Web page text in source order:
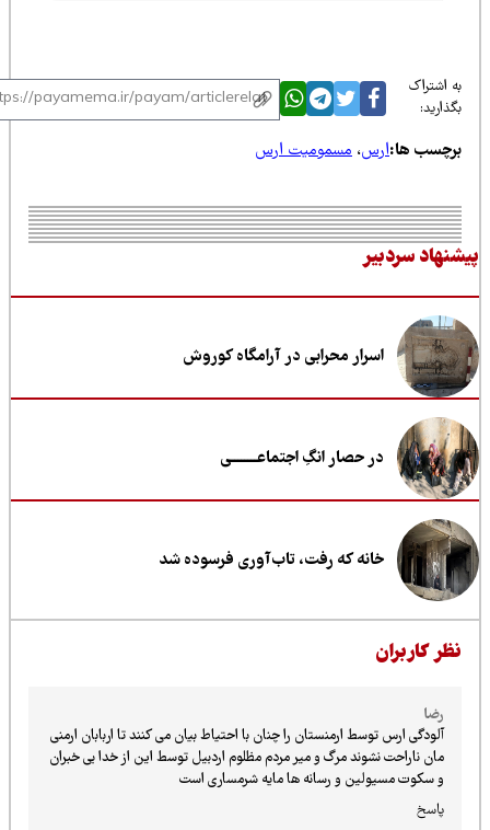
اشتراک
ها:ارس،مسمومیت ارس
سردبیر
اسرار محرابی در آرامگاه کوروش
در حصار انگِ اجتماعــــــــی
خانه که رفت، تاب‌آوری فرسوده شد
کاربران
آلودگی ارس توسط ارمنستان را چنان با احتیاط بیان می کنند تا اربابان ارمنی
مان ناراحت نشوند مرگ و میر مردم مظلوم اردبیل توسط این از خدا بی خبران
و سکوت مسیولین و رسانه ها مایه شرمساری است